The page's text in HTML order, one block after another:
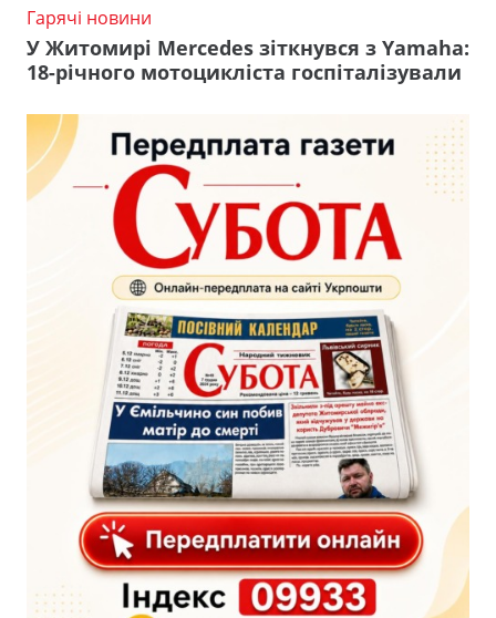
Гарячі новини
У Житомирі Mercedes зіткнувся з Yamaha:
18-річного мотоцикліста госпіталізували